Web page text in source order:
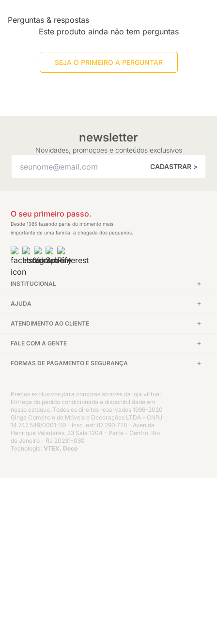
Perguntas & respostas
Este produto ainda não tem perguntas
SEJA O PRIMEIRO A PERGUNTAR
newsletter
Novidades, promoções e conteúdos exclusivos
CADASTRAR >
O seu primeiro passo.
Desde 1985 fazendo parte do momento mais
importante de uma família: a chegada dos pequenos.
INSTITUCIONAL
AJUDA
ATENDIMENTO AO CLIENTE
FALE COM A GENTE
FORMAS DE PAGAMENTO E SEGURANÇA
Preços exclusivos para compras através da loja virtual.
Entrega do pedido condicionada a disponibilidade em
nosso estoque. Todos os direitos reservados 1996-2020
Ginga Comércio de Móveis e Decorações LTDA - CNPJ:
14.747.549/0001-59 - Insc. est: 87.290.778 - Avenida
Henrique Valadares, 23 Sala 1204 - Parte - Centro, Rio
de Janeiro - RJ 20231-030
Tecnologia: VTEX, Deco